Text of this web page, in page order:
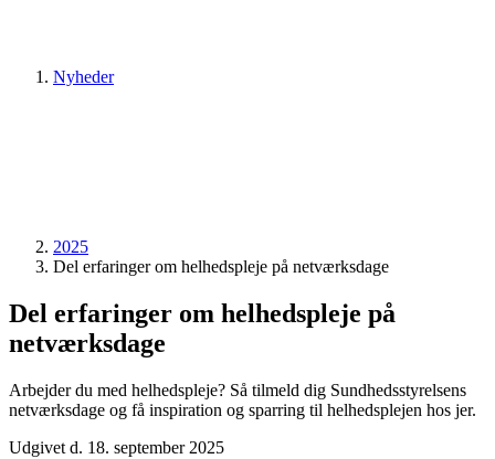
Nyheder
2025
Del erfaringer om helhedspleje på netværksdage
Del erfaringer om helhedspleje på
netværksdage
Arbejder du med helhedspleje? Så tilmeld dig Sundhedsstyrelsens
netværksdage og få inspiration og sparring til helhedsplejen hos jer.
Udgivet d. 18. september 2025